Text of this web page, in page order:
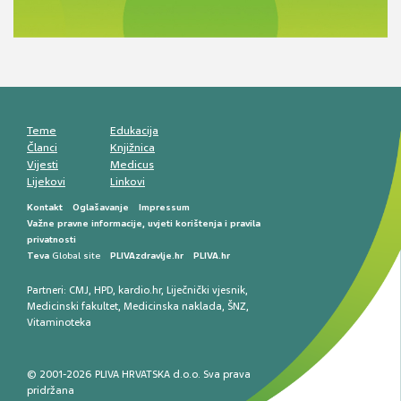
smetnji do rane onkološke dijagnostike
Teme
Članci
Vijesti
Lijekovi
Edukacija
Knjižnica
Medicus
Linkovi
Kontakt Oglašavanje
Impressum
Važne pravne informacije, uvjeti korištenja i pravila
privatnosti
Teva Global site PLIVAzdravlje.hr PLIVA.hr
Partneri: CMJ, HPD, kardio.hr, Liječnički vjesnik,
Medicinski fakultet, Medicinska naklada, ŠNZ,
Vitaminoteka
© 2001-2026 PLIVA HRVATSKA d.o.o. Sva prava
pridržana